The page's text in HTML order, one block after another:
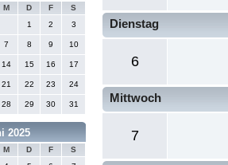
M D F
S
1
2 3
7 8 9 10
14 15 16 17
21 22 23 24
28 29 30 31
2025
M D F
S
Dienstag
6
Mittwoch
7